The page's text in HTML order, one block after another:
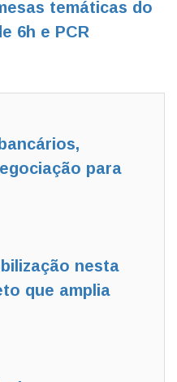
temáticas do
6h e PCR
para
nesta
que amplia